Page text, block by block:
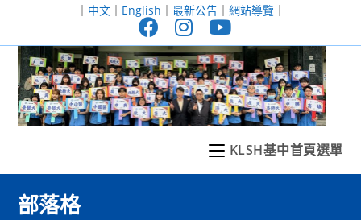
至
｜ 中文｜ English ｜ 最新公告｜ 網站導覽｜
KLSH基中首頁選單
部落格